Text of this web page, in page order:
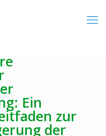
Ein
zur
der